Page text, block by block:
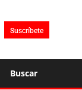
Suscríbete
Buscar